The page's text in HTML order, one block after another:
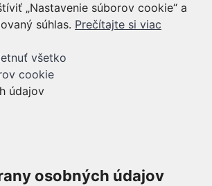
„Nastavenie súborov cookie“ a
súhlas. Prečítajte si viac
všetko
cookie
údajov
osobných údajov